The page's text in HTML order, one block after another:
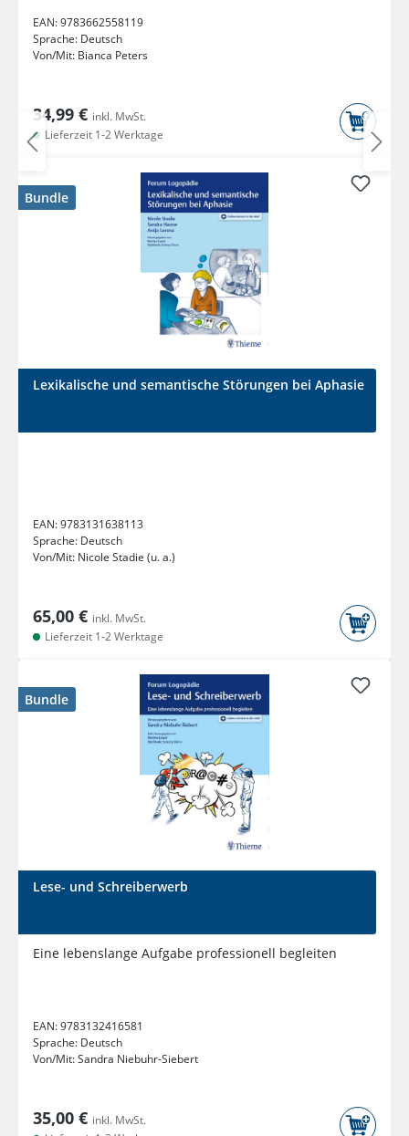
EAN:9783662558119
Sprache: Deutsch
Von/Mit: Bianca Peters
34,99 € inkl. MwSt.
Lieferzeit 1-2 Werktage
Bundle
Lexikalische und semantische Störungen bei Aphasie
EAN:9783131638113
Sprache: Deutsch
Von/Mit: Nicole Stadie (u. a.)
65,00 € inkl. MwSt.
Lieferzeit 1-2 Werktage
Bundle
Lese- und Schreiberwerb
Eine lebenslange Aufgabe professionell begleiten
EAN:9783132416581
Sprache: Deutsch
Von/Mit:Sandra Niebuhr-Siebert
35,00 € inkl. MwSt.